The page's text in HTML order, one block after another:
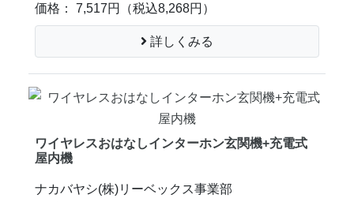
価格： 7,517円
（税込8,268円）
詳しくみる
ワイヤレスおはなしインターホン玄関機+充電式
屋内機
ナカバヤシ(株)リーベックス事業部